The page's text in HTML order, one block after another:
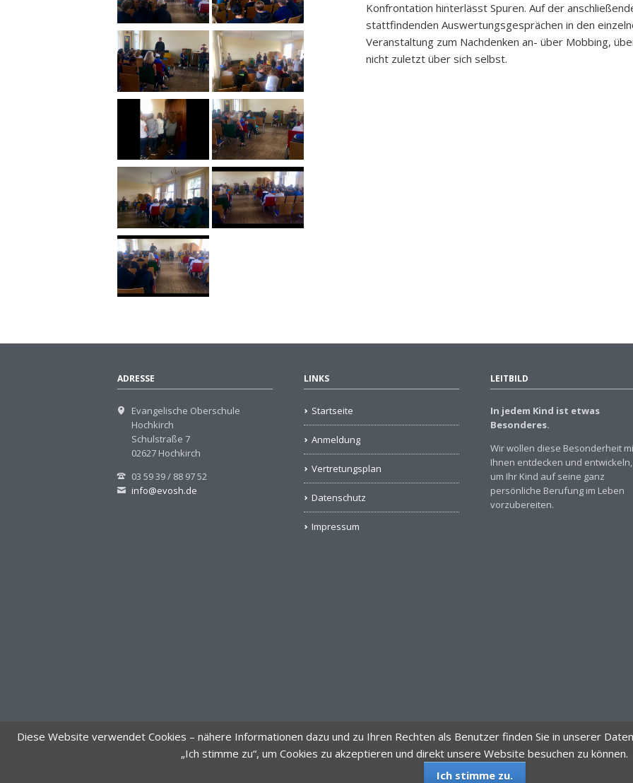
Konfrontation hinterlässt Spuren. Auf der
stattfindenden Auswertungsgesprächen in den
Veranstaltung zum Nachdenken an- über Mobbing,
nicht zuletzt über sich selbst.
ADRESSE
Evangelische Oberschule
Hochkirch
Schulstraße 7
02627 Hochkirch
03 59 39 / 88 97 52
info@evosh.de
LINKS
Startseite
Anmeldung
Vertretungsplan
Datenschutz
Impressum
LEITBILD
In jedem Kind ist etwas
Besonderes.
Wir wollen diese Besonderheit
Ihnen entdecken und entwickeln,
um Ihr Kind auf seine ganz
persönliche Berufung im Leben
vorzubereiten.
Diese Website verwendet Cookies – nähere Informationen dazu und zu Ihren Rechten als Benutzer finden Sie in unserer
„Ich stimme zu“, um Cookies zu akzeptieren und direkt unsere Website besuchen zu können.
Ich stimme zu.